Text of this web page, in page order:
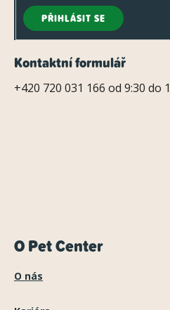
PŘIHLÁSIT SE
Kontaktní formulář
+420 720 031 166 od 9:30 do
O Pet Center
O nás